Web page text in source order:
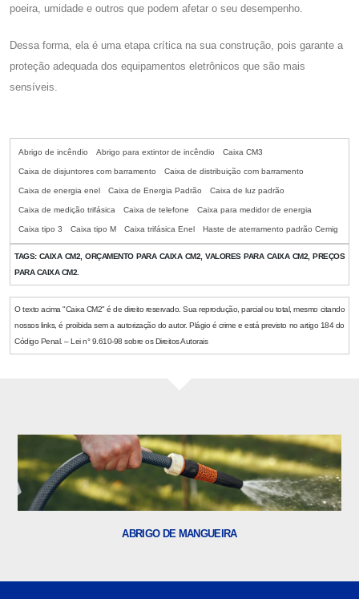
poeira, umidade e outros que podem afetar o seu desempenho.
Dessa forma, ela é uma etapa crítica na sua construção, pois garante a
proteção adequada dos equipamentos eletrônicos que são mais
sensíveis.
Abrigo de incêndio Abrigo para extintor de incêndio Caixa CM3
Caixa de disjuntores com barramento Caixa de distribuição com barramento
Caixa de energia enel Caixa de Energia Padrão Caixa de luz padrão
Caixa de medição trifásica Caixa de telefone Caixa para medidor de energia
Caixa tipo 3 Caixa tipo M Caixa trifásica Enel Haste de aterramento padrão Cemig
TAGS:CAIXA CM2, ORÇAMENTO PARA CAIXA CM2, VALORES PARA CAIXA CM2, PREÇOS
PARA CAIXA CM2.
O texto acima "Caixa CM2" é de direito reservado. Sua reprodução, parcial ou total, mesmo citando
nossos links, é proibida sem a autorização do autor. Plágio é crime e está previsto no artigo 184 do
Código Penal. – Lei n° 9.610-98 sobre os Direitos Autorais
ABRIGO DE MANGUEIRA